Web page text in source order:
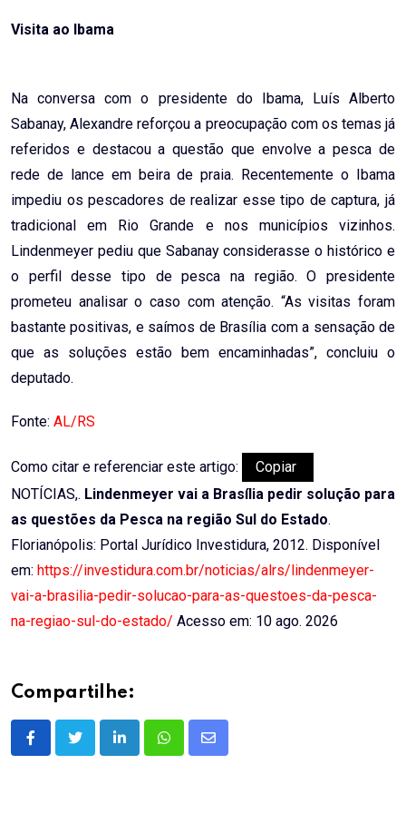
Visita ao Ibama
Na conversa com o presidente do Ibama, Luís Alberto
Sabanay, Alexandre reforçou a preocupação com os temas já
referidos e destacou a questão que envolve a pesca de
rede de lance em beira de praia. Recentemente o Ibama
impediu os pescadores de realizar esse tipo de captura, já
tradicional em Rio Grande e nos municípios vizinhos.
Lindenmeyer pediu que Sabanay considerasse o histórico e
o perfil desse tipo de pesca na região. O presidente
prometeu analisar o caso com atenção. “As visitas foram
bastante positivas, e saímos de Brasília com a sensação de
que as soluções estão bem encaminhadas”, concluiu o
deputado.
Fonte: AL/RS
Como citar e referenciar este artigo:
Copiar
NOTÍCIAS,. Lindenmeyer vai a Brasília pedir solução para
as questões da Pesca na região Sul do Estado.
Florianópolis: Portal Jurídico Investidura, 2012. Disponível
em: https://investidura.com.br/noticias/alrs/lindenmeyer-
vai-a-brasilia-pedir-solucao-para-as-questoes-da-pesca-
na-regiao-sul-do-estado/ Acesso em: 10 ago. 2026
Compartilhe:
LinkedInWhatsappShare